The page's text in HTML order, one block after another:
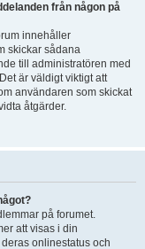
från någon på
innehåller
skickar sådana
till administratören med
är väldigt viktigt att
användaren som skickat
åtgärder.
på forumet.
att visas i din
onlinestatus och